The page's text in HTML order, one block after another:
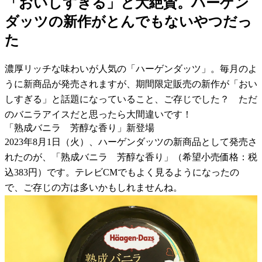
ダッツの新作がとんでもないやつだっ
た
濃厚リッチな味わいが人気の「ハーゲンダッツ」。毎月のよ
うに新商品が発売されますが、期間限定販売の新作が「おい
しすぎる」と話題になっていること、ご存じでした？ ただ
のバニラアイスだと思ったら大間違いです！
「熟成バニラ 芳醇な香り」新登場
2023年8月1日（火）、ハーゲンダッツの新商品として発売さ
れたのが、「熟成バニラ 芳醇な香り」（希望小売価格：税
込383円）です。テレビCMでもよく見るようになったの
で、ご存じの方は多いかもしれませんね。